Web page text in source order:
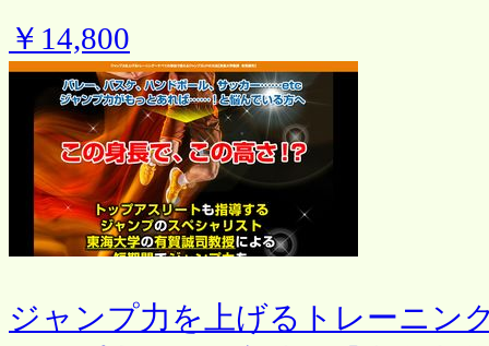
￥14,800
ジャンプ力を上げるトレーニン